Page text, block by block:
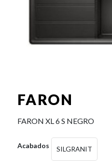
FARON
FARON XL 6 S NEGRO
Acabados SILGRANIT